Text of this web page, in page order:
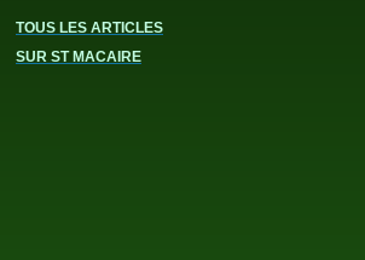
TOUS LES ARTICLES
SUR ST MACAIRE